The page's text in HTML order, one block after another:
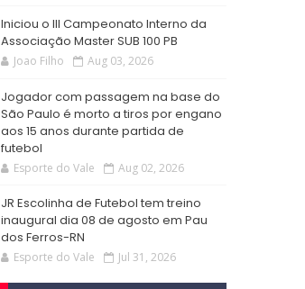
Iniciou o III Campeonato Interno da
Associação Master SUB 100 PB
Joao Filho Aug 03, 2026
Jogador com passagem na base do
São Paulo é morto a tiros por engano
aos 15 anos durante partida de
futebol
Esporte do Vale Aug 02, 2026
JR Escolinha de Futebol tem treino
inaugural dia 08 de agosto em Pau
dos Ferros-RN
Esporte do Vale Jul 31, 2026